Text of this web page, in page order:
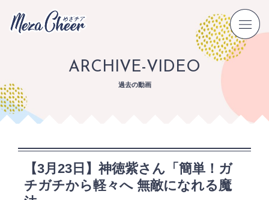
ARCHIVE-VIDEO
過去の動画
【3月23日】神徳紫さん「簡単！ガ
チガチから軽々へ 無敵になれる魔